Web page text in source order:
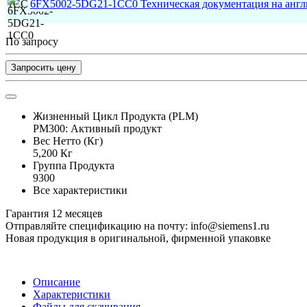
6FX5002-5DG21-1CC0 Техническая документация на
По запросу
Запросить цену
Жизненный Цикл Продукта (PLM)
PM300: Активный продукт
Вес Нетто (Кг)
5,200 Кг
Группа Продукта
9300
Все характеристики
Гарантия 12 месяцев
Отправляйте спецификацию на почту: info@siemens1.ru
Новая продукция в оригинальной, фирменной упаковке
Описание
Характеристики